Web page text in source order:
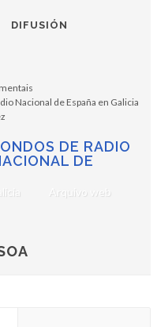
DIFUSIÓN
Arquivo web
DE RADIO
DE
Nacional de España en Galicia